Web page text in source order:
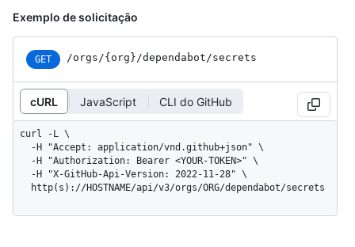
Exemplo de solicitação
GET /orgs/{org}/dependabot/secrets
cURL JavaScript CLI do GitHub
curl -L \
  http(s)://HOSTNAME/api/v3/orgs/ORG/dependabot/secrets